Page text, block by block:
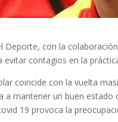
Deporte, con la
evitar contagios en la
coincide con la vuelta
a mantener un buen
19 provoca la